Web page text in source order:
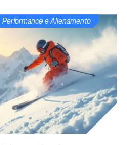
Performance e Allenamento